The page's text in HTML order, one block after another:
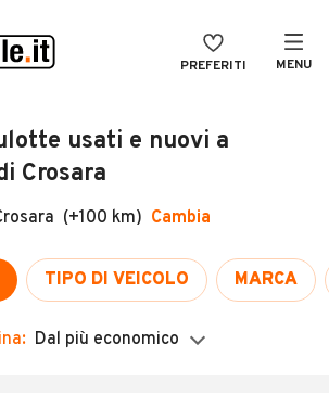
PREFERITI MENU
usati e nuovi a
Crosara
Dal più economico